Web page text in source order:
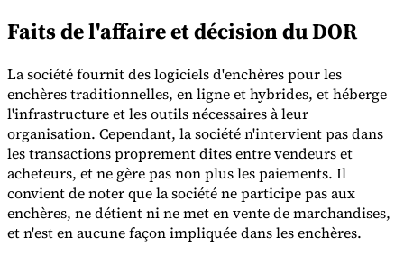
Outils
Calculateur de VATCalculateur de GSTCalculateur de taxe de
venteVérificateur de numéro de VATSuivi des obligations de
facturation électronique
Faits de l'affaire et décision du DOR
La société fournit des logiciels d'enchères pour les
enchères traditionnelles, en ligne et hybrides, et héberge
l'infrastructure et les outils nécessaires à leur
organisation. Cependant, la société n'intervient pas dans
les transactions proprement dites entre vendeurs et
acheteurs, et ne gère pas non plus les paiements. Il
convient de noter que la société ne participe pas aux
enchères, ne détient ni ne met en vente de marchandises,
et n'est en aucune façon impliquée dans les enchères.